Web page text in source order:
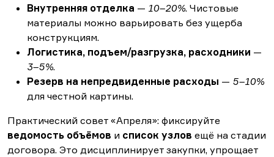
Внутренняя отделка — 10–20%. Чистовые
материалы можно варьировать без ущерба
конструкциям.
Логистика, подъем/разгрузка, расходники —
3–5%.
Резерв на непредвиденные расходы — 5–10%
для честной картины.
Практический совет «Апреля»: фиксируйте
ведомость объёмов и список узлов ещё на стадии
договора. Это дисциплинирует закупки, упрощает